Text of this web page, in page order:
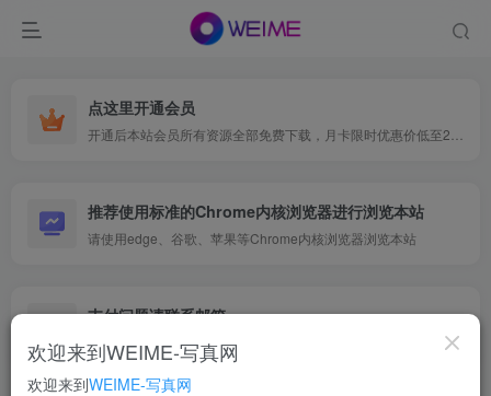
点这里开通会员
推荐使用标准的Chrome内核浏览器进行浏览本站
请使用edge、谷歌、苹果等Chrome内核浏览器浏览本站
支付问题请联系邮箱
遇到支付问题请联系网页底部邮箱或者微信支付留言
欢迎来到WEIME-写真网
欢迎来到WEIME-写真网